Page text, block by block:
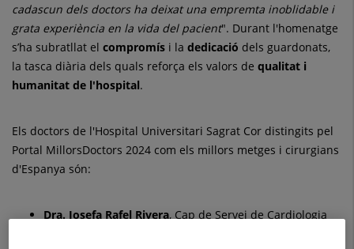
cadascun dels doctors ha deixat una empremta inoblidable i
grata experiència en la vida del pacient". Durant l'homenatge
s’ha subratllat el compromís i la dedicació dels guardonats,
la tasca diària dels quals reforça els valors de qualitat i
humanitat de l'hospital.
Els doctors de l'Hospital Universitari Sagrat Cor distingits pel
Portal MillorsDoctors 2024 com els millors metges i cirurgians
d'Espanya són:
Dra. Josefa Rafel Rivera, Cap de Servei de Cardiologia